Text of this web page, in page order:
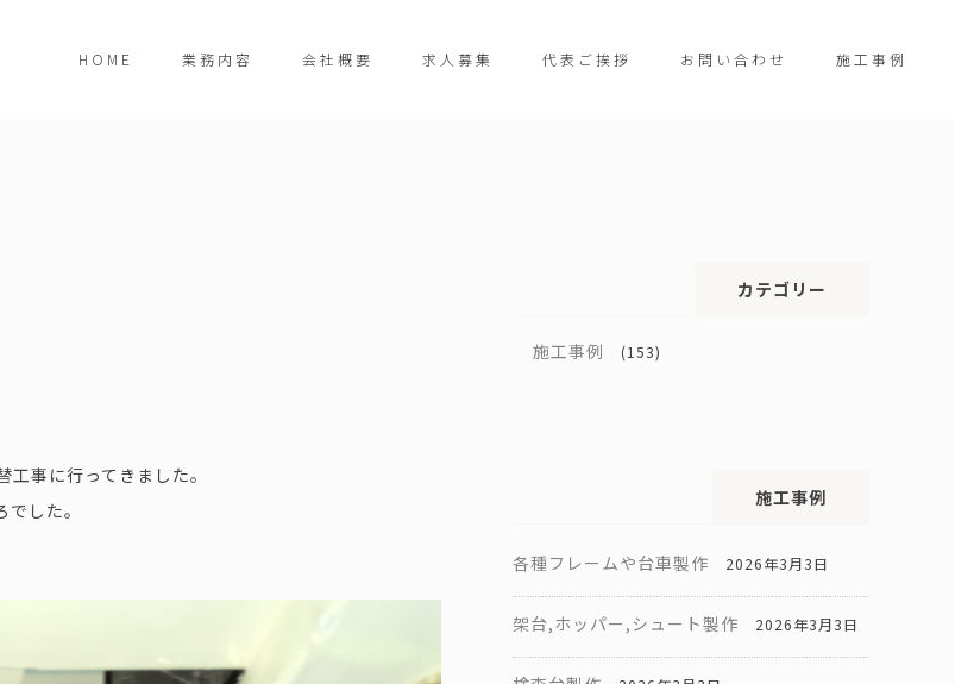
HOME 業務内容 会社概要 求人募集 代表ご挨拶 お問い合わせ 施工事例
事に行ってきました。
した。
カテゴリー
施工事例 (153)
施工事例
各種フレームや台車製作 2026年3月3日
架台,ホッパー,シュート製作 2026年3月3日